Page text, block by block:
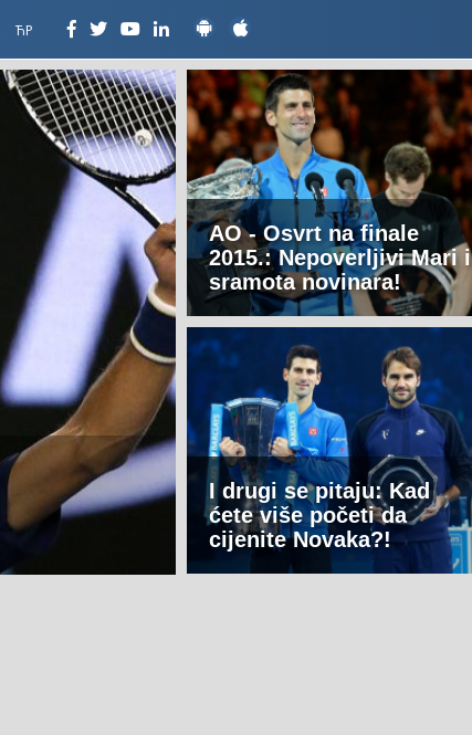
ЋР
AO - Osvrt na finale
2015.: Nepoverljivi Mari i
sramota novinara!
I drugi se pitaju: Kad
ćete više početi da
cijenite Novaka?!